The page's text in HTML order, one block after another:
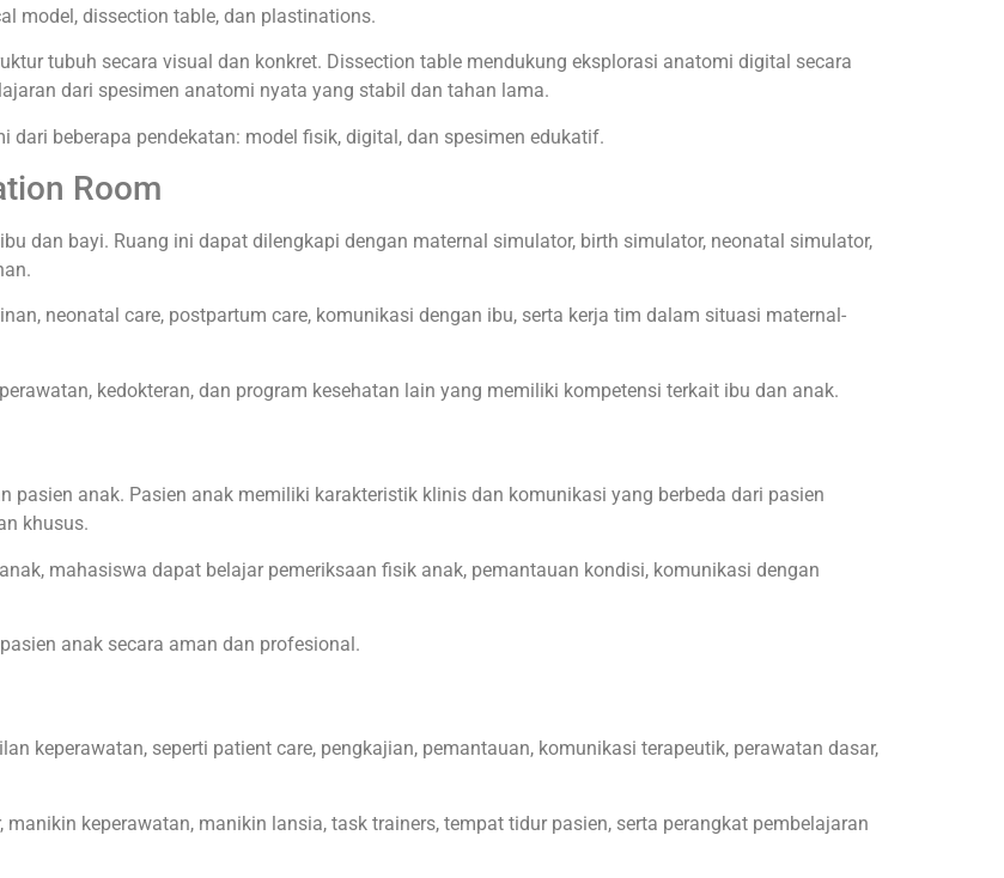
model, dissection table, dan plastinations.
tubuh secara visual dan konkret. Dissection table mendukung eksplorasi anatomi digital secara
dari spesimen anatomi nyata yang stabil dan tahan lama.
beberapa pendekatan: model fisik, digital, dan spesimen edukatif.
Room
dan bayi. Ruang ini dapat dilengkapi dengan maternal simulator, birth simulator, neonatal simulator,
neonatal care, postpartum care, komunikasi dengan ibu, serta kerja tim dalam situasi maternal-
kedokteran, dan program kesehatan lain yang memiliki kompetensi terkait ibu dan anak.
pasien anak. Pasien anak memiliki karakteristik klinis dan komunikasi yang berbeda dari pasien
khusus.
mahasiswa dapat belajar pemeriksaan fisik anak, pemantauan kondisi, komunikasi dengan
anak secara aman dan profesional.
keperawatan, seperti patient care, pengkajian, pemantauan, komunikasi terapeutik, perawatan dasar,
keperawatan, manikin lansia, task trainers, tempat tidur pasien, serta perangkat pembelajaran